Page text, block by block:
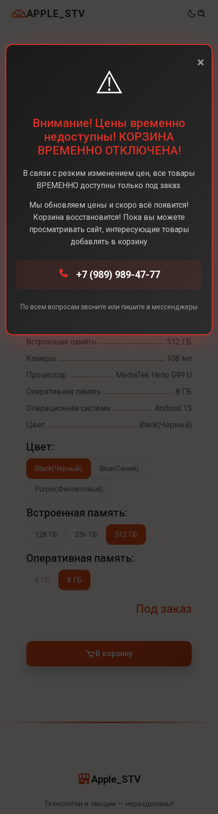
APPLE_STV
Xiaomi Redmi Note 14s
Диагональ экрана
6,6
Встроенная память
512 ГБ
Камеры
108 мп
Процессор
MediaTek Helio G99 U
Оперативная память
8 ГБ
Операционная система
Android 15
Цвет
Black(Черный)
Цвет:
Black(Черный) Blue(Синий)
Purple(Фиолетовый)
Встроенная память:
128 ГБ 256 ГБ 512 ГБ
Оперативная память:
8 ГБ
Под заказ
В корзину
Apple_STV
Технологии и эмоции — неразделимы!
×
⚠️
Внимание! Цены временно
недоступны! КОРЗИНА
ВРЕМЕННО ОТКЛЮЧЕНА!
В связи с резким изменением цен, все товары
ВРЕМЕННО доступны только под заказ.
Мы обновляем цены и скоро всё появится!
Корзина восстановится! Пока вы можете
просматривать сайт, интересующие товары
добавлять в корзину
+7 (989) 989-47-77
По всем вопросам звоните или пишите в мессенджеры